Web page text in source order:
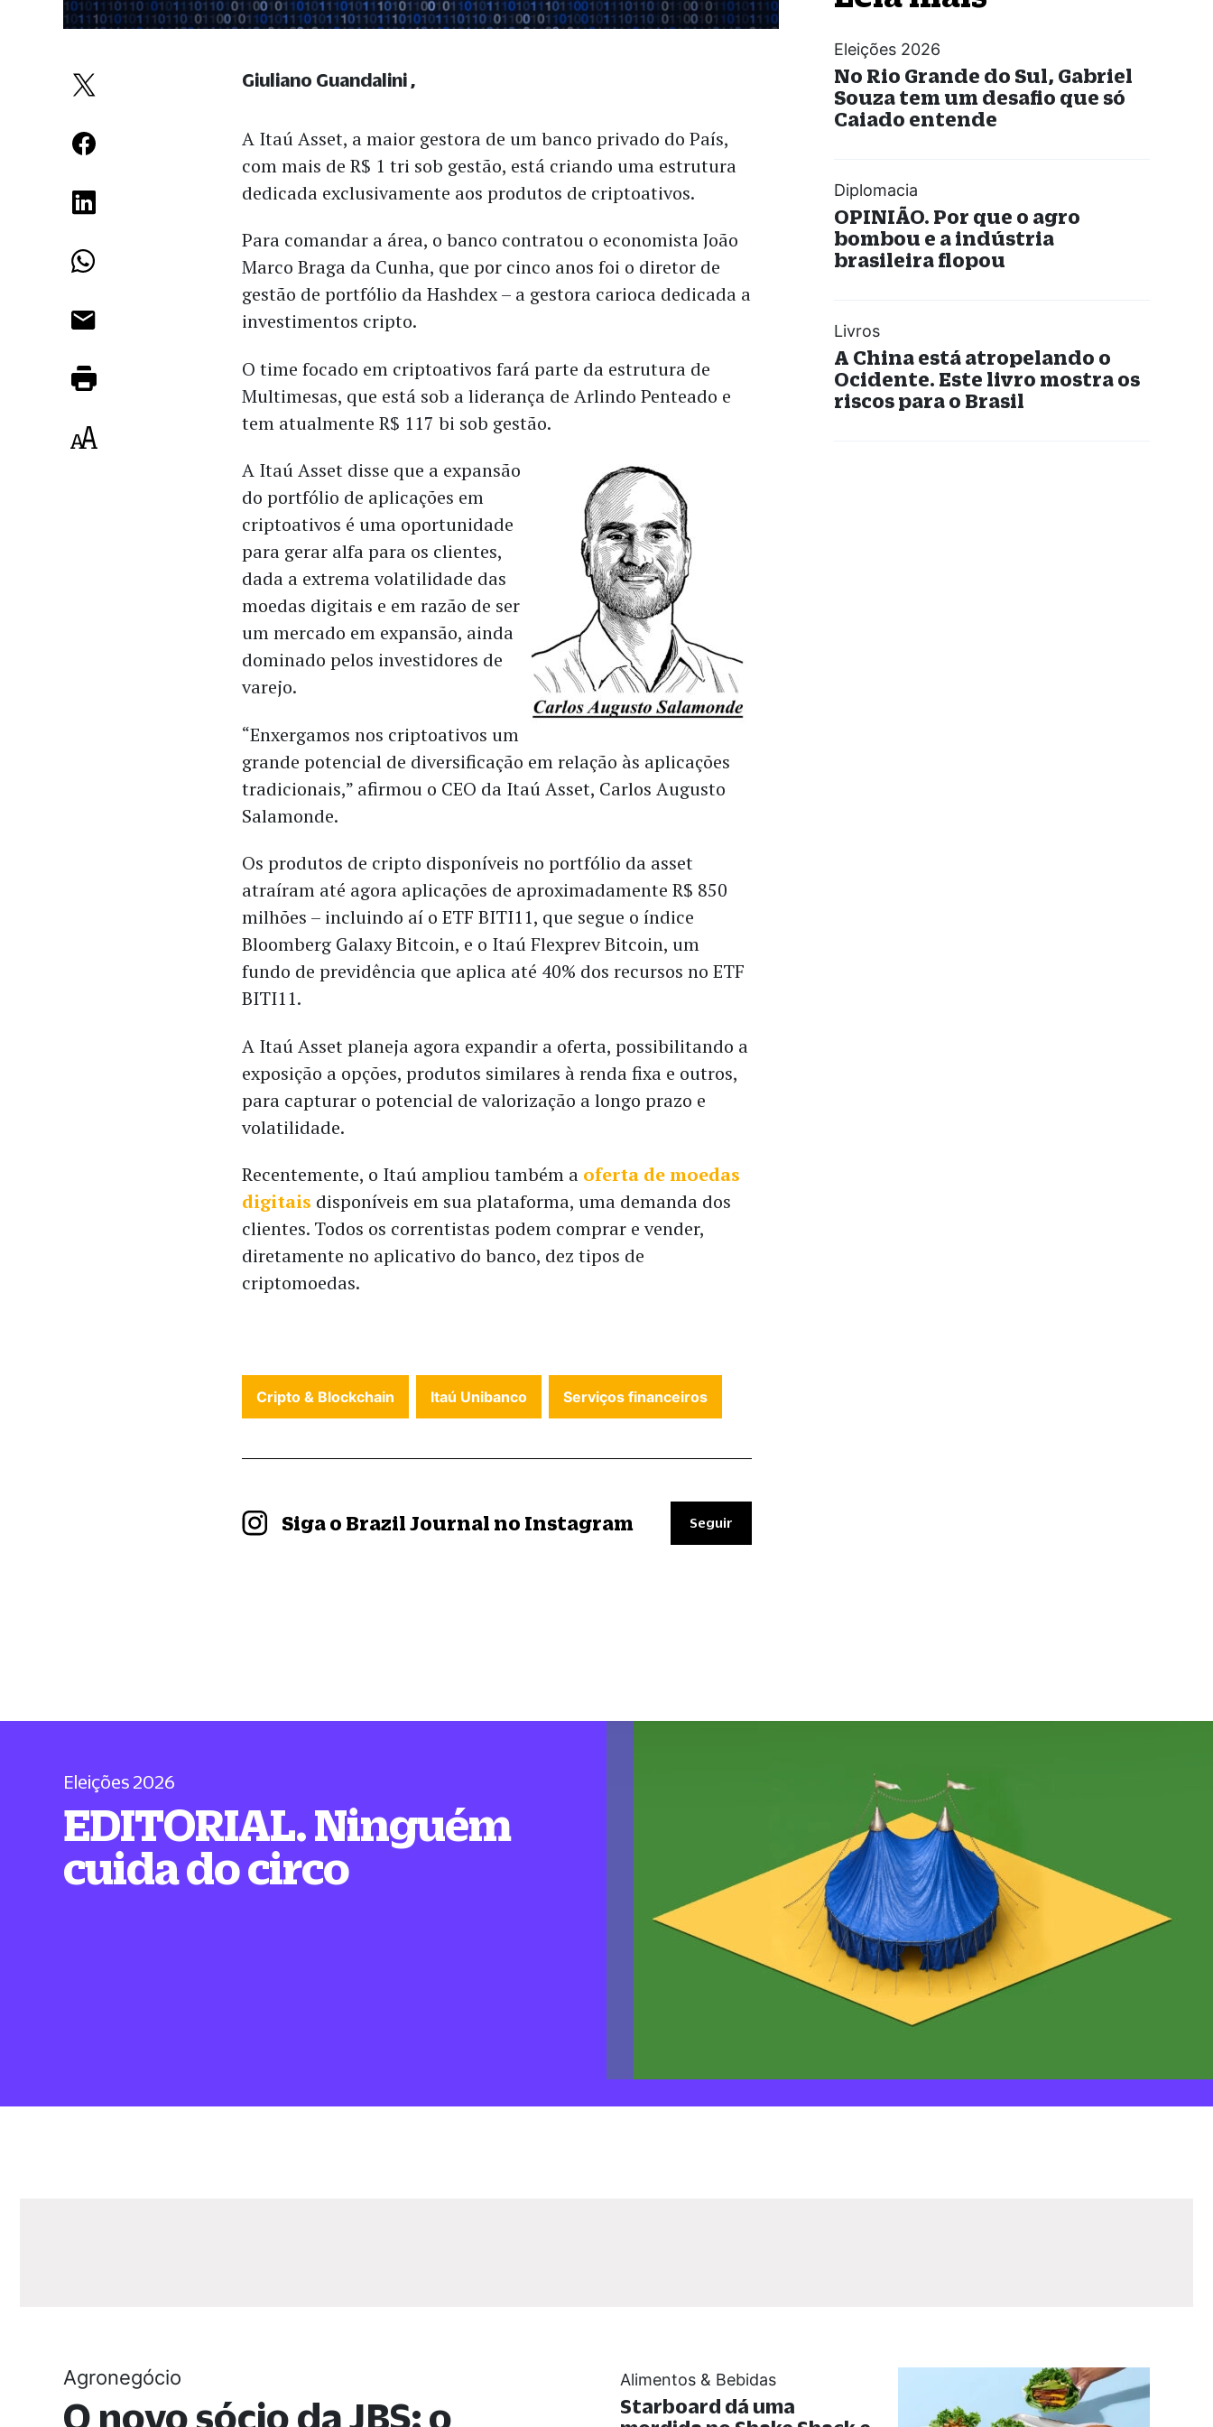
A Itaú Asset, a maior gestora de um banco privado do País,
com mais de R$ 1 tri sob gestão, está criando uma estrutura
dedicada exclusivamente aos produtos de criptoativos.
Para comandar a área, o banco contratou o economista João
Marco Braga da Cunha, que por cinco anos foi o diretor de
gestão de portfólio da Hashdex – a gestora carioca dedicada a
investimentos cripto.
O time focado em criptoativos fará parte da estrutura de
Multimesas, que está sob a liderança de Arlindo Penteado e
tem atualmente R$ 117 bi sob gestão.
A Itaú Asset disse que a expansão
do portfólio de aplicações em
criptoativos é uma oportunidade
para gerar alfa para os clientes,
dada a extrema volatilidade das
moedas digitais e em razão de ser
um mercado em expansão, ainda
dominado pelos investidores de
varejo.
“Enxergamos nos criptoativos um
grande potencial de diversificação em relação às aplicações
tradicionais,” afirmou o CEO da Itaú Asset, Carlos Augusto
Salamonde.
Os produtos de cripto disponíveis no portfólio da asset
atraíram até agora aplicações de aproximadamente R$ 850
milhões – incluindo aí o ETF BITI11, que segue o índice
Bloomberg Galaxy Bitcoin, e o Itaú Flexprev Bitcoin, um
fundo de previdência que aplica até 40% dos recursos no ETF
BITI11.
A Itaú Asset planeja agora expandir a oferta, possibilitando a
exposição a opções, produtos similares à renda fixa e outros,
para capturar o potencial de valorização a longo prazo e
volatilidade.
Recentemente, o Itaú ampliou também a oferta de moedas
digitais disponíveis em sua plataforma, uma demanda dos
clientes. Todos os correntistas podem comprar e vender,
diretamente no aplicativo do banco, dez tipos de
criptomoedas.
Giuliano Guandalini
Cripto & Blockchain Itaú Unibanco Serviços financeiros
Siga o Brazil Journal no Instagram Seguir
Eleições 2026
No Rio Grande do Sul, Gabriel
Souza tem um desafio que só
Caiado entende
Diplomacia
OPINIÃO. Por que o agro
bombou e a indústria
brasileira flopou
Livros
A China está atropelando o
Ocidente. Este livro mostra os
riscos para o Brasil
Eleições 2026
EDITORIAL. Ninguém
cuida do circo
Agronegócio
O novo sócio da JBS: o
Alimentos & Bebidas
Starboard dá uma